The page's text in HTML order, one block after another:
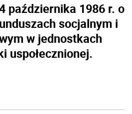
października 1986 r. o
socjalnym i
w jednostkach
uspołecznionej.